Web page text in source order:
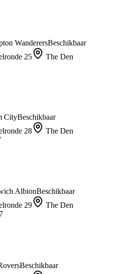
WanderersBeschikbaar
25
The Den
CityBeschikbaar
28
The Den
AlbionBeschikbaar
29
The Den
Beschikbaar